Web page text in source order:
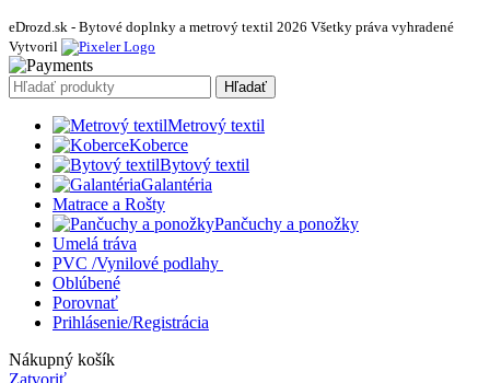
eDrozd.sk - Bytové doplnky a metrový textil 2026 Všetky práva vyhradené
Vytvoril
Hľadať
Metrový textil
Koberce
Bytový textil
Galantéria
Matrace a Rošty
Pančuchy a ponožky
Umelá tráva
PVC /Vynilové podlahy
Oblúbené
Porovnať
Prihlásenie/Registrácia
Nákupný košík